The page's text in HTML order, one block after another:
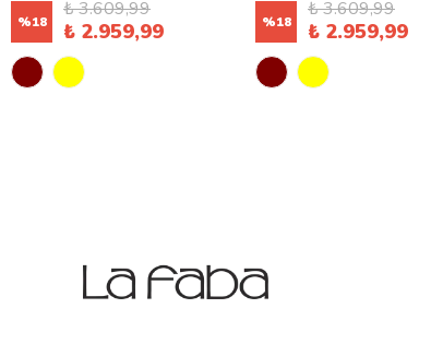
%18
₺ 3.609,99
₺ 2.959,99 %18
₺ 3.609,99
₺ 2.959,99